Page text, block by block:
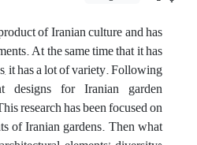
of Iranian culture and has
At the same time that it has
it has a lot of variety. Following
designs for Iranian garden
research has been focused on
of Iranian gardens. Then what